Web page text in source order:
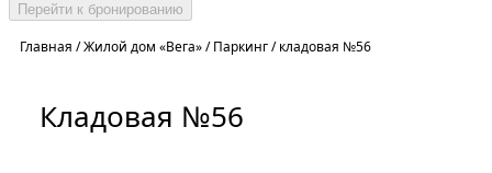
Перейти к бронированию
Главная /Жилой дом «Вега»/Паркинг/кладовая №56
Кладовая №56